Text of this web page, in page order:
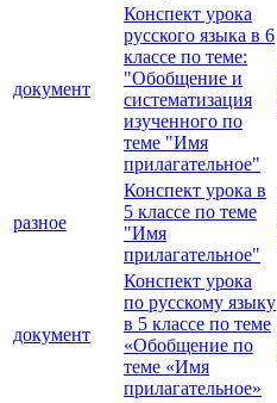
документ
Конспект урока
русского языка в 6
классе по теме:
"Обобщение и
систематизация
изученного по
теме "Имя
прилагательное"
разное
Конспект урока в
5 классе по теме
"Имя
прилагательное"
документ
Конспект урока
по русскому языку
в 5 классе по теме
«Обобщение по
теме «Имя
прилагательное»